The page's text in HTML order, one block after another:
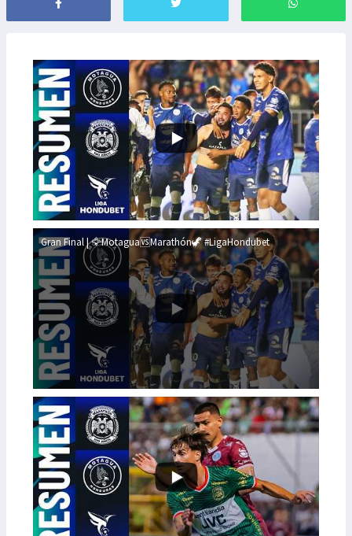
Gran Final | 🦅Motagua🆚Marathón🦖 #LigaHondubet